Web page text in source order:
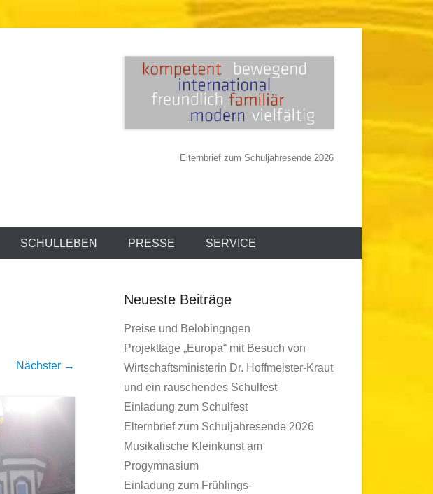
Elternbrief zum Schuljahresende 2026
SCHULLEBEN PRESSE SERVICE
Nächster →
Neueste Beiträge
Preise und Belobingngen
Projekttage „Europa“ mit Besuch von
Wirtschaftsministerin Dr. Hoffmeister-Kraut
und ein rauschendes Schulfest
Einladung zum Schulfest
Elternbrief zum Schuljahresende 2026
Musikalische Kleinkunst am
Progymnasium
Einladung zum Frühlings-